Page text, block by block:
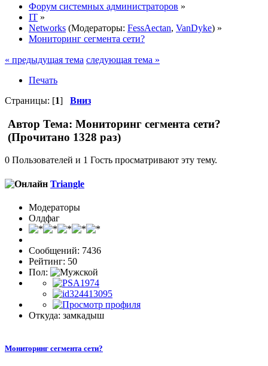
Форум системных администраторов »
IT »
Networks (Модераторы: FessAectan, VanDyke) »
Мониторинг сегмента сети?
« предыдущая тема следующая тема »
Печать
Страницы: [1] Вниз
Автор Тема: Мониторинг сегмента сети?
(Прочитано 1328 раз)
0 Пользователей и 1 Гость просматривают эту тему.
Triangle
Модераторы
Олдфаг
Сообщений: 7436
Рейтинг: 50
Пол:
Откуда: замкадыш
Мониторинг сегмента сети?